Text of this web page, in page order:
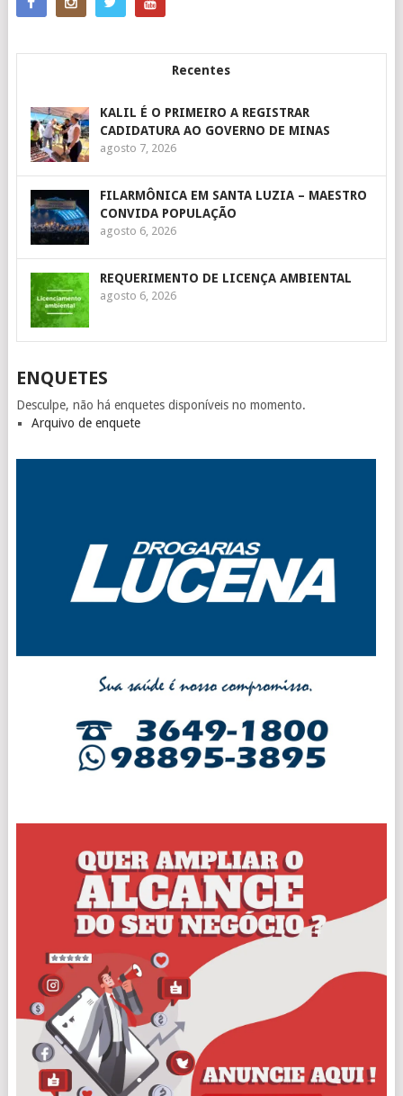
Recentes
KALIL É O PRIMEIRO A REGISTRAR
CADIDATURA AO GOVERNO DE MINAS
agosto 7, 2026
FILARMÔNICA EM SANTA LUZIA – MAESTRO
CONVIDA POPULAÇÃO
agosto 6, 2026
REQUERIMENTO DE LICENÇA AMBIENTAL
agosto 6, 2026
ENQUETES
Desculpe, não há enquetes disponíveis no momento.
Arquivo de enquete